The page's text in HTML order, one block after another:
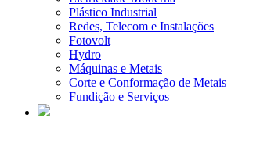
Plástico Industrial
Redes, Telecom e Instalações
Fotovolt
Hydro
Máquinas e Metais
Corte e Conformação de Metais
Fundição e Serviços